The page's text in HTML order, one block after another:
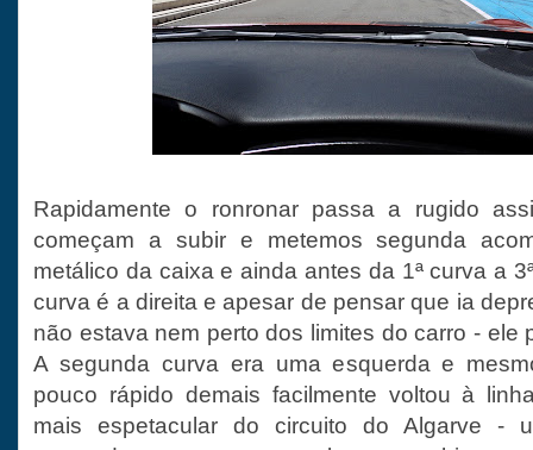
Rapidamente o ronronar passa a rugido
começam a subir e metemos segunda
metálico da caixa e ainda antes da 1ª curva a
curva é a direita e apesar de pensar que ia
não estava nem perto dos limites do carro - ele
A segunda curva era uma esquerda e
pouco rápido demais facilmente voltou à
mais espetacular do circuito do Algarve -